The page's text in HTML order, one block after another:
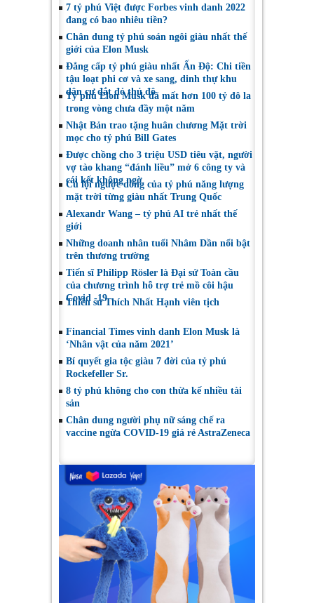
7 tỷ phú Việt được Forbes vinh danh 2022
đang có bao nhiêu tiền?
Chân dung tỷ phú soán ngôi giàu nhất thế
giới của Elon Musk
Đẳng cấp tỷ phú giàu nhất Ấn Độ: Chi tiền
tậu loạt phi cơ và xe sang, dinh thự khu
dân cư đắt đỏ thủ đô
Tỷ phú Elon Musk đã mất hơn 100 tỷ đô la
trong vòng chưa đầy một năm
Nhật Bản trao tặng huân chương Mặt trời
mọc cho tỷ phú Bill Gates
Được chồng cho 3 triệu USD tiêu vặt, người
vợ tào khang “đánh liều” mở 6 công ty và
cái kết không ngờ
Cú lội ngược dòng của tỷ phú năng lượng
mặt trời từng giàu nhất Trung Quốc
Alexandr Wang – tỷ phú AI trẻ nhất thế
giới
Những doanh nhân tuổi Nhâm Dần nổi bật
trên thương trường
Tiến sĩ Philipp Rösler là Đại sứ Toàn cầu
của chương trình hỗ trợ trẻ mồ côi hậu
Covid -19
Thiền sư Thích Nhất Hạnh viên tịch
Financial Times vinh danh Elon Musk là
‘Nhân vật của năm 2021’
Bí quyết gia tộc giàu 7 đời của tỷ phú
Rockefeller Sr.
8 tỷ phú không cho con thừa kế nhiều tài
sản
Chân dung người phụ nữ sáng chế ra
vaccine ngừa COVID-19 giá rẻ AstraZeneca